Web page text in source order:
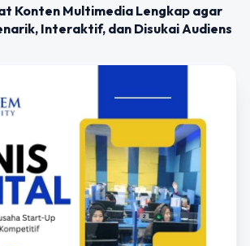
Konten Multimedia Lengkap agar
Interaktif, dan Disukai Audiens